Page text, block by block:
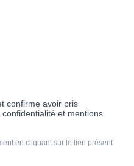
confirme avoir pris
et mentions
en cliquant sur le lien présent